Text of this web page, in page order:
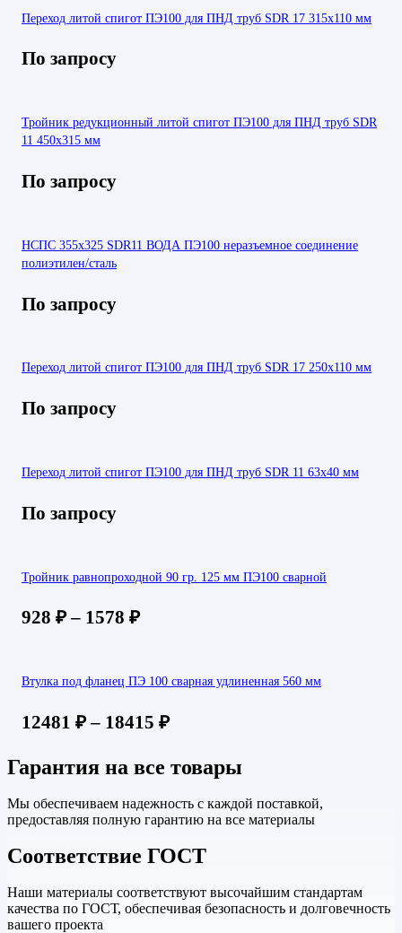
Переход литой спигот ПЭ100 для ПНД труб SDR 17 315х110 мм
По запросу
Тройник редукционный литой спигот ПЭ100 для ПНД труб SDR
11 450х315 мм
По запросу
НСПС 355х325 SDR11 ВОДА ПЭ100 неразъемное соединение
полиэтилен/сталь
По запросу
Переход литой спигот ПЭ100 для ПНД труб SDR 17 250х110 мм
По запросу
Переход литой спигот ПЭ100 для ПНД труб SDR 11 63х40 мм
По запросу
Тройник равнопроходной 90 гр. 125 мм ПЭ100 сварной
928 ₽– 1578 ₽
Втулка под фланец ПЭ 100 сварная удлиненная 560 мм
12481 ₽– 18415 ₽
Гарантия на все товары
Мы обеспечиваем надежность с каждой поставкой,
предоставляя полную гарантию на все материалы
Соответствие ГОСТ
Наши материалы соответствуют высочайшим стандартам
качества по ГОСТ, обеспечивая безопасность и долговечность
вашего проекта